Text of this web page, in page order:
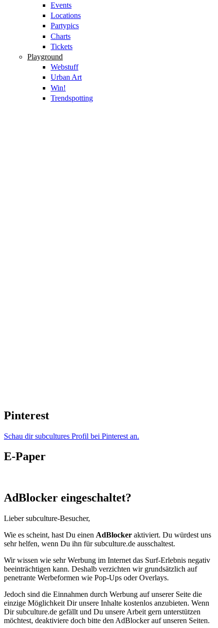
Events
Locations
Partypics
Charts
Tickets
Playground
Webstuff
Urban Art
Win!
Trendspotting
Pinterest
Schau dir subcultures Profil bei Pinterest an.
E-Paper
AdBlocker eingeschaltet?
Lieber subculture-Besucher,
Wie es scheint, hast Du einen AdBlocker aktiviert. Du würdest uns
sehr helfen, wenn Du ihn für subculture.de ausschaltest.
Wir wissen wie sehr Werbung im Internet das Surf-Erlebnis negativ
beeinträchtigen kann. Deshalb verzichten wir grundsätzlich auf
penetrante Werbeformen wie Pop-Ups oder Overlays.
Jedoch sind die Einnahmen durch Werbung auf unserer Seite die
einzige Möglichkeit Dir unsere Inhalte kostenlos anzubieten. Wenn
Dir subculture.de gefällt und Du unsere Arbeit gern unterstützen
möchtest, deaktiviere doch bitte den AdBlocker auf unseren Seiten.